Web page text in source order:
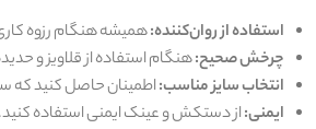
استفاده از روان‌کننده:همیشه هنگام رزوه
چرخش صحیح:هنگام استفاده از قلاویز و
انتخاب سایز مناسب:اطمینان حاصل کنید که
ایمنی:از دستکش و عینک ایمنی استفاده کنید.